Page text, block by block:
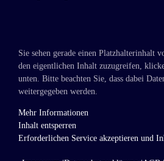
Sie sehen gerade einen Platzhalterinhalt
den eigentlichen Inhalt zuzugreifen,
unten. Bitte beachten Sie, dass dabei
weitergegeben werden.
Mehr Informationen
Inhalt entsperren
Erforderlichen Service akzeptieren und